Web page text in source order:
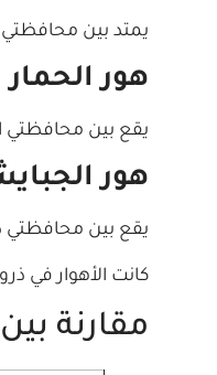
يمتد بين محافظتي
هور الحمار
يقع بين محافظتي
هور
يقع بين محافظتي
كانت الأهوار في ذروتها تغطي مساحة تصل
مقارنة